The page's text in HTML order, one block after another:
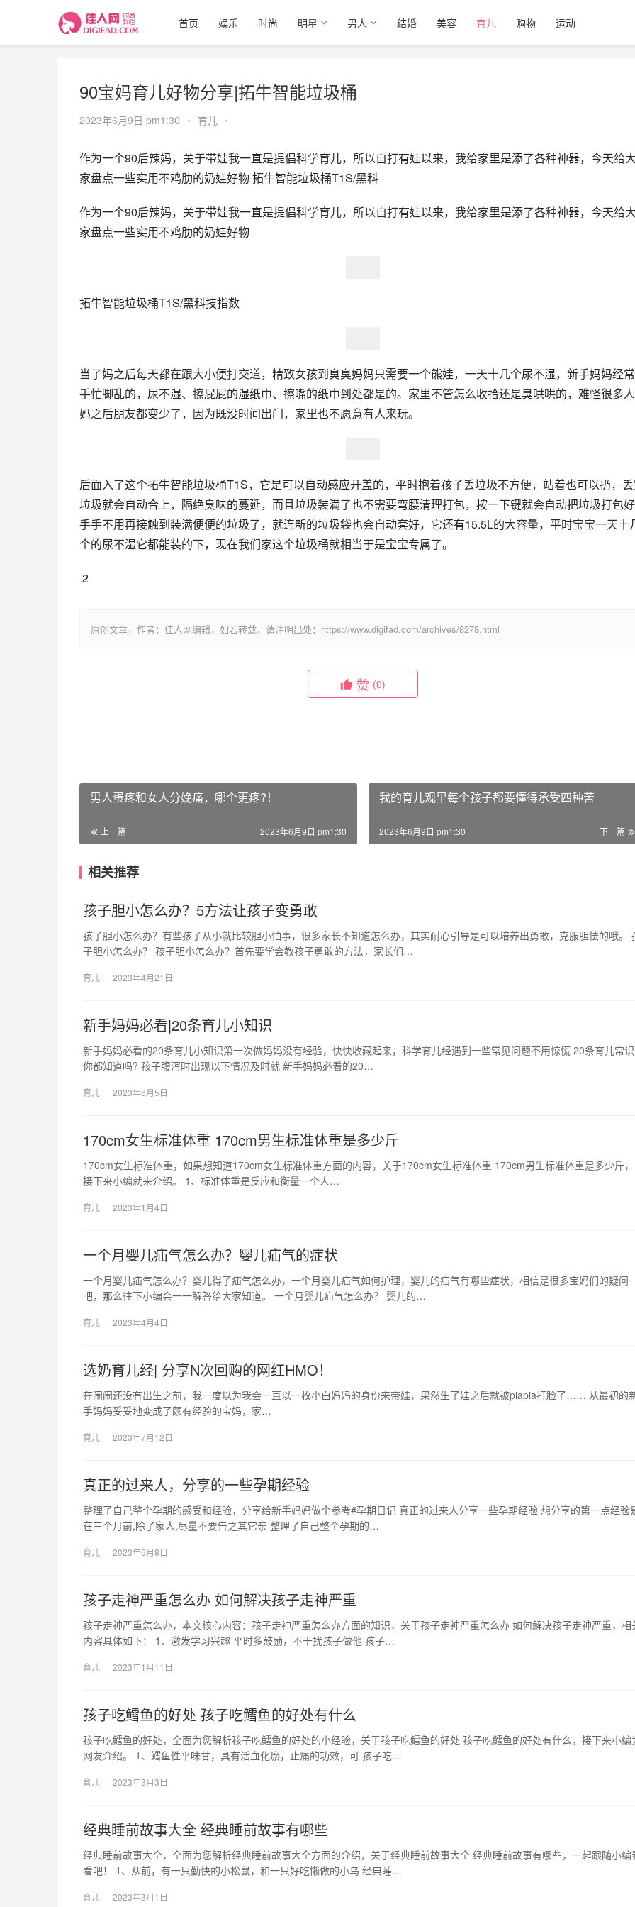
首页 娱乐 时尚 明星 男人 结婚 美容 育儿 购物 运动
90宝妈育儿好物分享|拓牛智能垃圾桶
2023年6月9日 pm1:30 • 育儿 •
作为一个90后辣妈，关于带娃我一直是提倡科学育儿，所以自打有娃以来，我给家里是添了各种神器，今天给
家盘点一些实用不鸡肋的奶娃好物 拓牛智能垃圾桶T1S/黑科
作为一个90后辣妈，关于带娃我一直是提倡科学育儿，所以自打有娃以来，我给家里是添了各种神器，今天给
家盘点一些实用不鸡肋的奶娃好物
拓牛智能垃圾桶T1S/黑科技指数
当了妈之后每天都在跟大小便打交道，精致女孩到臭臭妈妈只需要一个熊娃，一天十几个尿不湿，新手妈妈经
手忙脚乱的，尿不湿、擦屁屁的湿纸巾、擦嘴的纸巾到处都是的。家里不管怎么收拾还是臭哄哄的，难怪很多
妈之后朋友都变少了，因为既没时间出门，家里也不愿意有人来玩。
后面入了这个拓牛智能垃圾桶T1S，它是可以自动感应开盖的，平时抱着孩子丢垃圾不方便，站着也可以扔，
垃圾就会自动合上，隔绝臭味的蔓延，而且垃圾装满了也不需要弯腰清理打包，按一下键就会自动把垃圾打包
手手不用再接触到装满便便的垃圾了，就连新的垃圾袋也会自动套好，它还有15.5L的大容量，平时宝宝一天十
个的尿不湿它都能装的下，现在我们家这个垃圾桶就相当于是宝宝专属了。
2
原创文章，作者：佳人网编辑，如若转载，请注明出处：https://www.digifad.com/archives/8278.html
赞 (0)
男人蛋疼和女人分娩痛，哪个更疼?！
上一篇 2023年6月9日 pm1:30
我的育儿观里每个孩子都要懂得承受四种苦
下一篇
2023年6月9日 pm1:30
相关推荐
孩子胆小怎么办？5方法让孩子变勇敢
孩子胆小怎么办？有些孩子从小就比较胆小怕事，很多家长不知道怎么办，其实耐心引导是可以培养出勇敢，克服胆怯的哦。
子胆小怎么办？ 孩子胆小怎么办？首先要学会教孩子勇敢的方法，家长们…
育儿 2023年4月21日
新手妈妈必看|20条育儿小知识
新手妈妈必看的20条育儿小知识第一次做妈妈没有经验，快快收藏起来，科学育儿经遇到一些常见问题不用惊慌 20条育儿常
你都知道吗? 孩子腹泻时出现以下情况及时就 新手妈妈必看的20…
育儿 2023年6月5日
170cm女生标准体重 170cm男生标准体重是多少斤
170cm女生标准体重，如果想知道170cm女生标准体重方面的内容，关于170cm女生标准体重 170cm男生标准体重是多少斤，
接下来小编就来介绍。 1、标准体重是反应和衡量一个人…
育儿 2023年1月4日
一个月婴儿疝气怎么办？婴儿疝气的症状
一个月婴儿疝气怎么办？婴儿得了疝气怎么办，一个月婴儿疝气如何护理，婴儿的疝气有哪些症状，相信是很多宝妈们的疑问
吧，那么往下小编会一一解答给大家知道。 一个月婴儿疝气怎么办？ 婴儿的…
育儿 2023年4月4日
选奶育儿经| 分享N次回购的网红HMO！
在闹闹还没有出生之前，我一度以为我会一直以一枚小白妈妈的身份来带娃，果然生了娃之后就被piapia打脸了…… 从最初的
手妈妈妥妥地变成了颇有经验的宝妈，家…
育儿 2023年7月12日
真正的过来人，分享的一些孕期经验
整理了自己整个孕期的感受和经验，分享给新手妈妈做个参考#孕期日记 真正的过来人分享一些孕期经验 想分享的第一点经验
在三个月前,除了家人,尽量不要告之其它亲 整理了自己整个孕期的…
育儿 2023年6月8日
孩子走神严重怎么办 如何解决孩子走神严重
孩子走神严重怎么办，本文核心内容：孩子走神严重怎么办方面的知识，关于孩子走神严重怎么办 如何解决孩子走神严重，相
内容具体如下： 1、激发学习兴趣 平时多鼓励，不干扰孩子做他 孩子…
育儿 2023年1月11日
孩子吃鳕鱼的好处 孩子吃鳕鱼的好处有什么
孩子吃鳕鱼的好处，全面为您解析孩子吃鳕鱼的好处的小经验，关于孩子吃鳕鱼的好处 孩子吃鳕鱼的好处有什么，接下来小编
网友介绍。 1、鳕鱼性平味甘，具有活血化瘀，止痛的功效，可 孩子吃…
育儿 2023年3月3日
经典睡前故事大全 经典睡前故事有哪些
经典睡前故事大全，全面为您解析经典睡前故事大全方面的介绍，关于经典睡前故事大全 经典睡前故事有哪些，一起跟随小编
看吧！ 1、从前，有一只勤快的小松鼠，和一只好吃懒做的小乌 经典睡…
育儿 2023年3月1日